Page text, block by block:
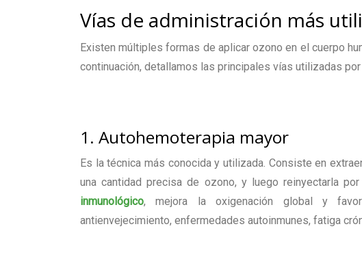
Vías de administración más
Existen múltiples formas de aplicar ozono en el cuerpo
continuación, detallamos las principales vías utilizadas
1. Autohemoterapia mayor
Es la técnica más conocida y utilizada. Consiste en
una cantidad precisa de ozono, y luego reinyectarla
inmunológico, mejora la oxigenación global y
antienvejecimiento, enfermedades autoinmunes, fatiga